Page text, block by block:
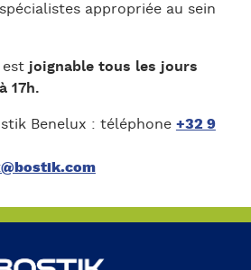
appropriée au sein
est joignable tous les jours
17h.
Benelux : téléphone +32 9